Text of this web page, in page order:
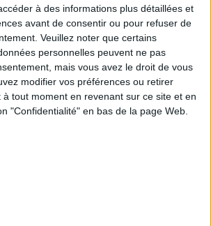
à des informations plus détaillées et
avant de consentir ou pour refuser de
Veuillez noter que certains
personnelles peuvent ne pas
mais vous avez le droit de vous
modifier vos préférences ou retirer
tout moment en revenant sur ce site et en
"Confidentialité" en bas de la page Web.
la viande par des féculents ?
diététique du 05/08/2026